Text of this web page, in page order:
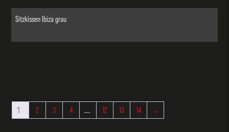
Sitzkissen Ibiza grau
1 2 3 4 … 12 13 14 →